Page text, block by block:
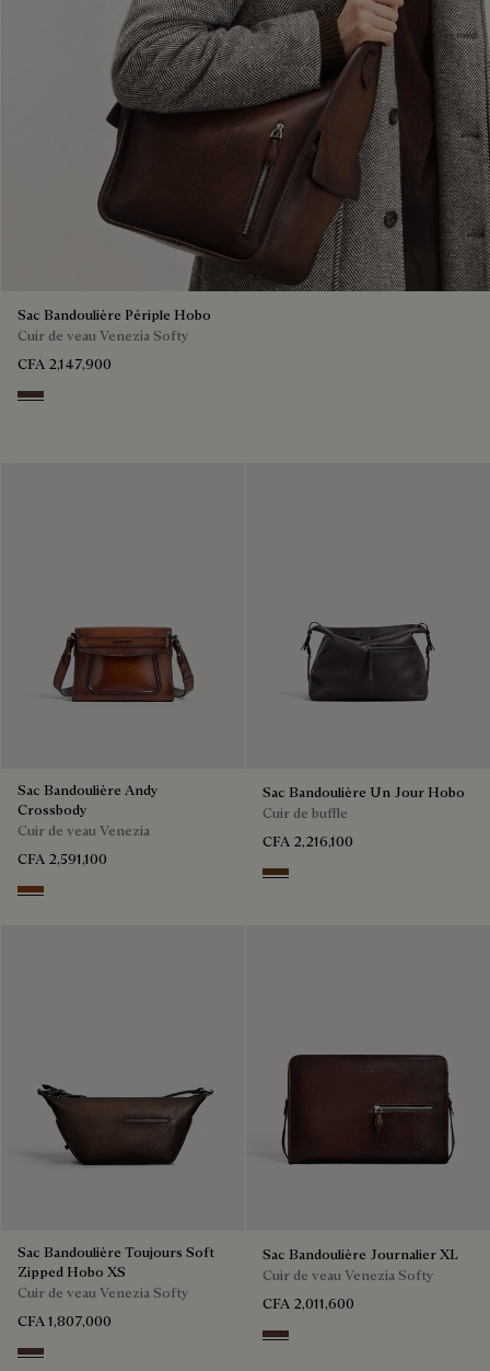
Sac Bandoulière Périple Hobo
Cuir de veau Venezia Softy
CFA 2,147,900
Soft Brown
Sac Bandoulière Andy
Crossbody
Cuir de veau Venezia
CFA 2,591,100
Cacao Intenso
Sac Bandoulière Un Jour Hobo
Cuir de buffle
CFA 2,216,100
Dark Brown
Sac Bandoulière Toujours Soft
Zipped Hobo XS
Cuir de veau Venezia Softy
CFA 1,807,000
Soft Brown
Sac Bandoulière Journalier XL
Cuir de veau Venezia Softy
CFA 2,011,600
Soft Brown